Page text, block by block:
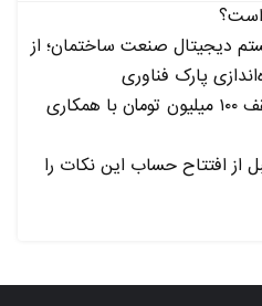
است؟
دیجیتال صنعت ساختمان؛ از
پارک فناوری
امکان خرید نقره اقساطی تا سقف ۱۰۰ میلیون تومان با همکاری
از افتتاح حساب این نکات را